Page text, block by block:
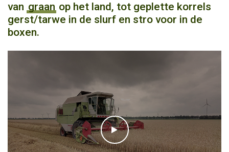
van graan op het land, tot geplette korrels
gerst/tarwe in de slurf en stro voor in de
boxen.